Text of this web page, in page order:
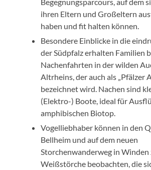
ihren Eltern und Großeltern
haben und fit halten können.
Besondere Einblicke in die
der Südpfalz erhalten Familien
Nachenfahrten in der wilden
Altrheins, der auch als „Pfälzer
bezeichnet wird. Nachen sind
(Elektro-) Boote, ideal für
amphibischen Biotop.
Vogelliebhaber können in den
Bellheim und auf dem neuen
Storchenwanderweg in Winden
Weißstörche beobachten, die